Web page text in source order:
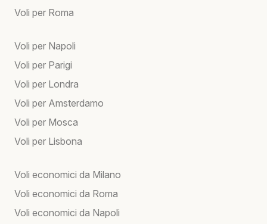
Voli per Roma
Voli per Napoli
Voli per Parigi
Voli per Londra
Voli per Amsterdamo
Voli per Mosca
Voli per Lisbona
Voli economici da Milano
Voli economici da Roma
Voli economici da Napoli